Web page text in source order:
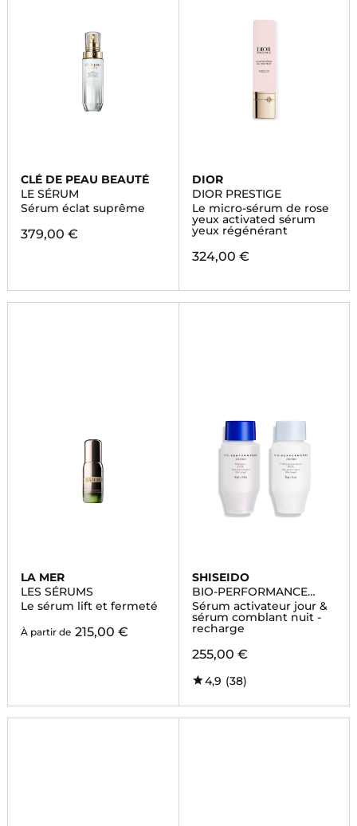
CLÉ DE PEAU BEAUTÉ
LE SÉRUM
Sérum éclat suprême
379,00 €
DIOR
DIOR PRESTIGE
Le micro-sérum de rose
yeux activated sérum
yeux régénérant
324,00 €
LA MER
LES SÉRUMS
Le sérum lift et fermeté
À partir de 215,00 €
SHISEIDO
BIO-PERFORMANCE
SKIN FILLER
Sérum activateur jour &
sérum comblant nuit -
recharge
255,00 €
4,9 (38)